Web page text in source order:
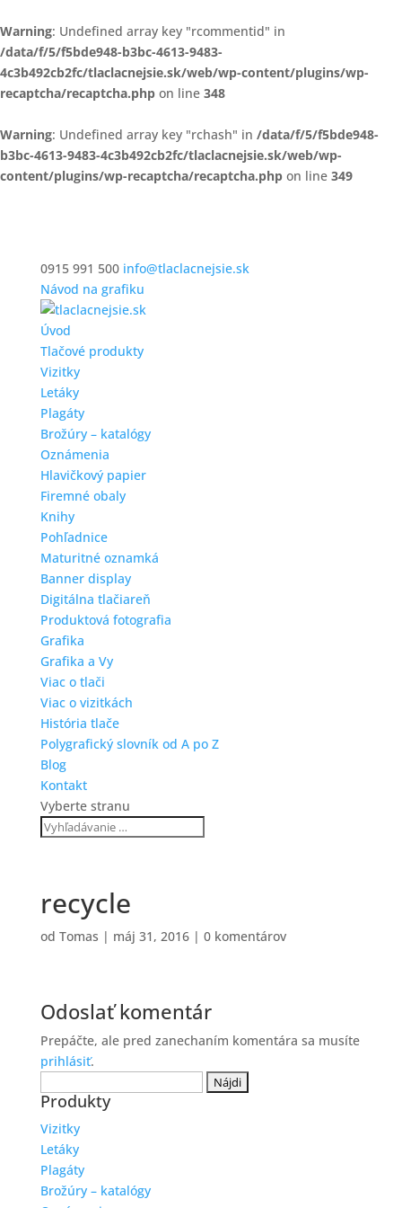
Warning: Undefined array key "rcommentid" in
/data/f/5/f5bde948-b3bc-4613-9483-
4c3b492cb2fc/tlaclacnejsie.sk/web/wp-content/plugins/wp-
recaptcha/recaptcha.php on line 348
Warning: Undefined array key "rchash" in /data/f/5/f5bde948-
b3bc-4613-9483-4c3b492cb2fc/tlaclacnejsie.sk/web/wp-
content/plugins/wp-recaptcha/recaptcha.php on line 349
0915 991 500 info@tlaclacnejsie.sk
Návod na grafiku
Úvod
Tlačové produkty
Vizitky
Letáky
Plagáty
Brožúry – katalógy
Oznámenia
Hlavičkový papier
Firemné obaly
Knihy
Pohľadnice
Maturitné oznamká
Banner display
Digitálna tlačiareň
Produktová fotografia
Grafika
Grafika a Vy
Viac o tlači
Viac o vizitkách
História tlače
Polygrafický slovník od A po Z
Blog
Kontakt
Vyberte stranu
recycle
od Tomas | máj 31, 2016| 0 komentárov
Odoslať komentár
Prepáčte, ale pred zanechaním komentára sa musíte
prihlásiť.
Produkty
Vizitky
Letáky
Plagáty
Brožúry – katalógy